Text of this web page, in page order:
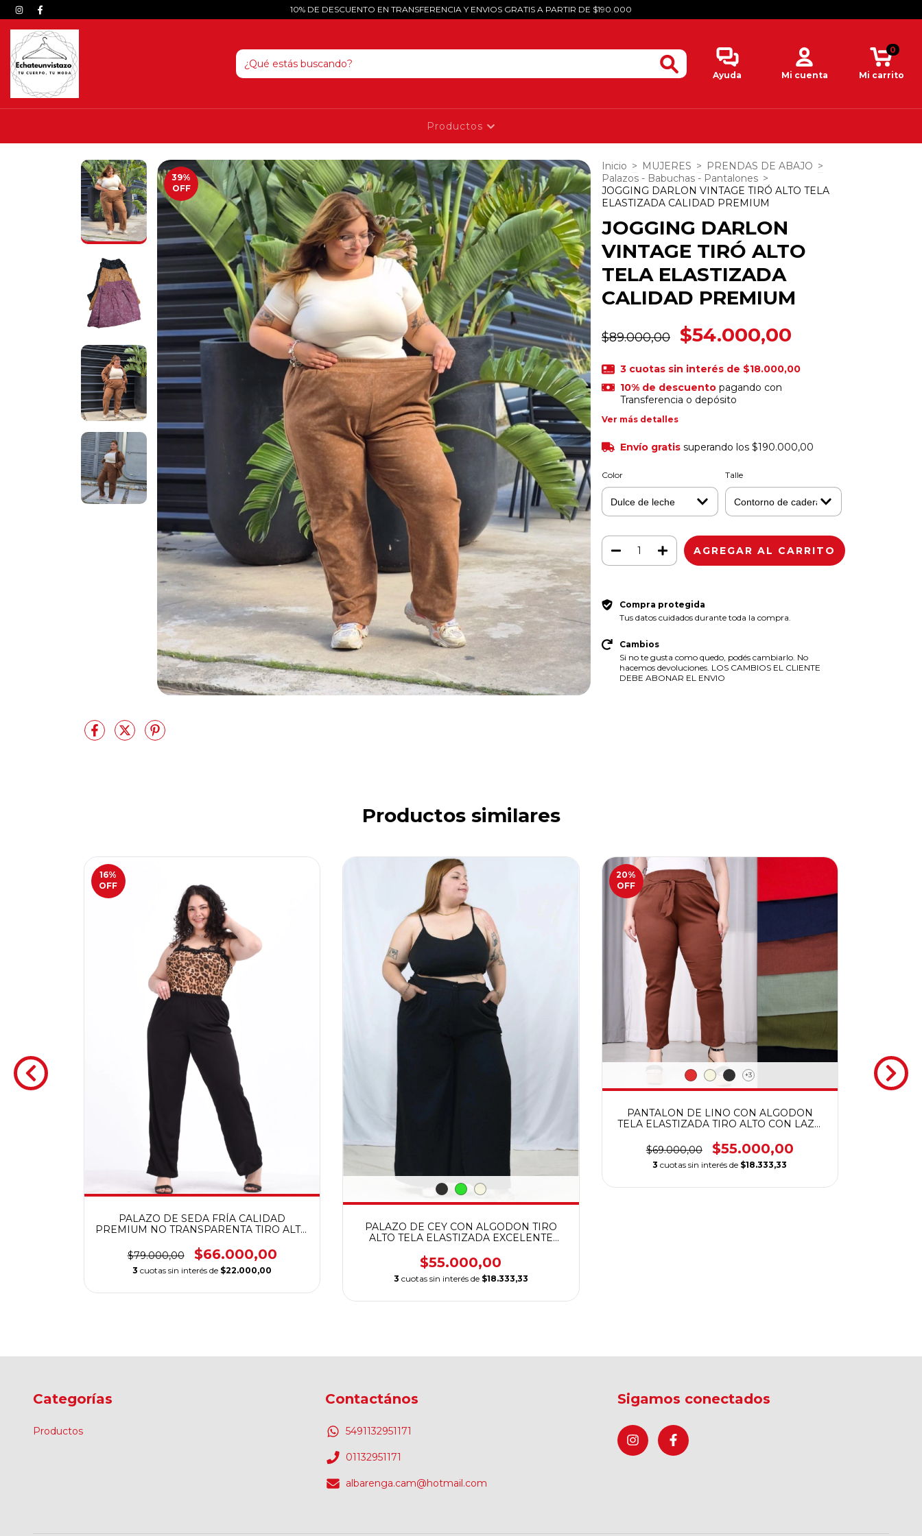
10% DE DESCUENTO EN TRANSFERENCIA Y ENVIOS GRATIS A PARTIR DE $190.000
Ayuda Mi cuenta Mi carrito
0
Productos
39%
OFF
Inicio > MUJERES > PRENDAS DE ABAJO >
Palazos - Babuchas - Pantalones >
JOGGING DARLON VINTAGE TIRÓ ALTO TELA
ELASTIZADA CALIDAD PREMIUM
JOGGING DARLON
VINTAGE TIRÓ ALTO
TELA ELASTIZADA
CALIDAD PREMIUM
$89.000,00 $54.000,00
3 cuotas sin interés de $18.000,00
10% de descuentopagando con
Transferencia o depósito
Ver más detalles
Envío gratis superando los $190.000,00
Color Talle
Compra protegida
Tus datos cuidados durante toda la compra.
Cambios
Si no te gusta como quedo, podés cambiarlo. No
hacemos devoluciones. LOS CAMBIOS EL CLIENTE
DEBE ABONAR EL ENVIO
Productos similares
16%
OFF
PALAZO DE SEDA FRÍA CALIDAD
PREMIUM NO TRANSPARENTA TIRO ALTO
$79.000,00
$66.000,00
3 cuotas sin interés de $22.000,00
PALAZO DE CEY CON ALGODON TIRO
ALTO TELA ELASTIZADA EXCELENTE
$55.000,00
3 cuotas sin interés de $18.333,33
20%
OFF
+3
PANTALON DE LINO CON ALGODON
TELA ELASTIZADA TIRO ALTO CON LAZO
$69.000,00
$55.000,00
3 cuotas sin interés de $18.333,33
Categorías
Productos
Contactános
5491132951171
01132951171
albarenga.cam@hotmail.com
Sigamos conectados